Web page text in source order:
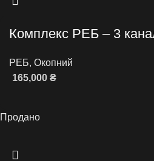
Комплекс РЕБ – 3
РЕБ, Окопний
165,000 ₴
Продано